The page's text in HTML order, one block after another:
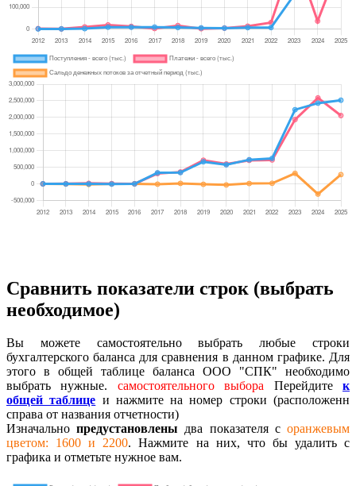
Сравнить показатели строк (выбрать
необходимое)
Вы можете самостоятельно выбрать любые строки
бухгалтерского баланса для сравнения в данном графике. Для
этого в общей таблице баланса ООО "СПК" необходимо
выбрать нужные. самостоятельного выбора Перейдитек
общей таблице и нажмите на номер строки (расположенн
справа от названия отчетности)
Изначальнопредустановлены два показателя соранжевым
цветом: 1600 и 2200. Нажмите на них, что бы удалить с
графика и отметьте нужное вам.